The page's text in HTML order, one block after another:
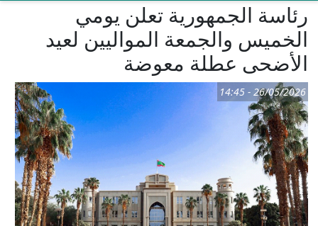
رئاسة الجمهورية تعلن يومي
الخميس والجمعة المواليين لعيد
الأضحى عطلة معوضة
26/05/2026 - 14:45